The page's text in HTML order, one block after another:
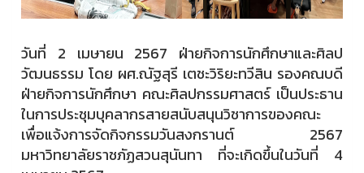
วันที่ 2 เมษายน 2567 ฝ่ายกิจการนักศึกษาและศิลป
วัฒนธรรม โดย ผศ.ณัฐสุรี เตชะวิริยะทวีสิน รองคณบดี
ฝ่ายกิจการนักศึกษา คณะศิลปกรรมศาสตร์ เป็นประธาน
ในการประชุมบุคลากรสายสนับสนุนวิชาการของคณะ
เพื่อแจ้งการจัดกิจกรรมวันสงกรานต์ 2567
มหาวิทยาลัยราชภัฏสวนสุนันทา ที่จะเกิดขึ้นในวันที่ 4